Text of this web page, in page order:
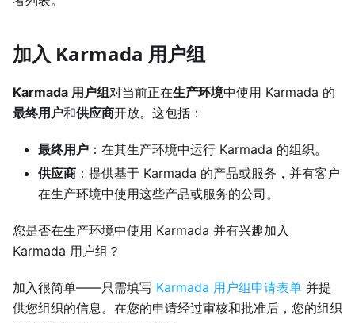
加入 Karmada 用户组
Karmada 用户组对当前正在生产环境中使用 Karmada 的
最终用户和供应商开放。这包括：
最终用户 ：在其生产环境中运行 Karmada 的组织。
供应商 ：提供基于 Karmada 的产品或服务，并有客户
在生产环境中使用这些产品或服务的公司。
您是否在生产环境中使用 Karmada 并有兴趣加入
Karmada 用户组？
加入很简单——只需填写 Karmada 用户组申请表单 并提
供您组织的信息。在您的申请经过审核和批准后，您的组织